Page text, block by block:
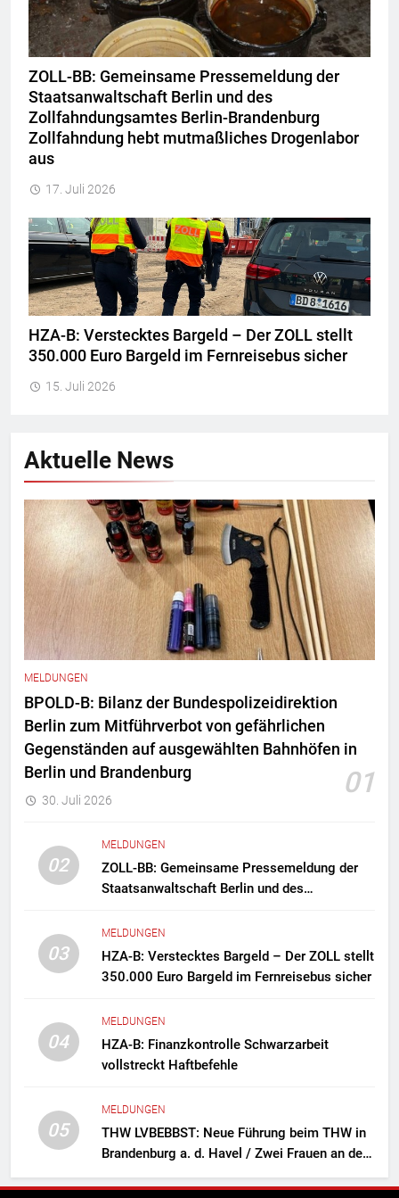
ZOLL-BB: Gemeinsame Pressemeldung der
Staatsanwaltschaft Berlin und des
Zollfahndungsamtes Berlin-Brandenburg
Zollfahndung hebt mutmaßliches Drogenlabor
aus
17. Juli 2026
HZA-B: Verstecktes Bargeld – Der ZOLL stellt
350.000 Euro Bargeld im Fernreisebus sicher
15. Juli 2026
Aktuelle News
MELDUNGEN
BPOLD-B: Bilanz der Bundespolizeidirektion
Berlin zum Mitführverbot von gefährlichen
Gegenständen auf ausgewählten Bahnhöfen in
Berlin und Brandenburg
01
30. Juli 2026
02
MELDUNGEN
ZOLL-BB: Gemeinsame Pressemeldung der
Staatsanwaltschaft Berlin und des
Zollfahndung hebt mutmaßliches
Drogenlabor aus
03
MELDUNGEN
HZA-B: Verstecktes Bargeld – Der ZOLL stellt
350.000 Euro Bargeld im Fernreisebus sicher
04
MELDUNGEN
HZA-B: Finanzkontrolle Schwarzarbeit
vollstreckt Haftbefehle
05
MELDUNGEN
THW LVBEBBST: Neue Führung beim THW in
Brandenburg a. d. Havel / Zwei Frauen an der
Spitze des Ortsverbands